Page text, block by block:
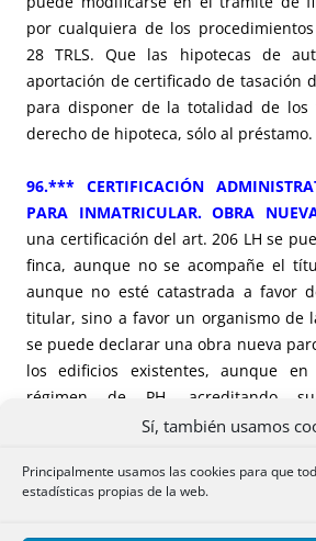
Sí, también usamos
Principalmente usamos las cookies para que
estadísticas propias de la web.
por cualquiera de los
28 TRLS. Que las hipotecas de
aportación de certificado de tasación
para disponer de la totalidad de los
derecho de hipoteca, sólo al préstamo.
96.*** CERTIFICACIÓN
PARA INMATRICULAR. OBRA
una certificación del art. 206 LH se
finca, aunque no se acompañe el
aunque no esté catastrada a favor
titular, sino a favor un organismo de
se puede declarar una obra nueva
los edificios existentes, aunque
régimen de PH, acreditando
certificación de un técnico a
catastro.